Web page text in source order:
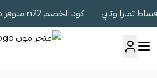
كود الخصم n22 متوفر دفع اقساط تمارا وتابي